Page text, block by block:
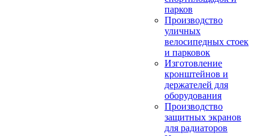
парков
Производство
уличных
велосипедных стоек
и парковок
Изготовление
кронштейнов и
держателей для
оборудования
Производство
защитных экранов
для радиаторов